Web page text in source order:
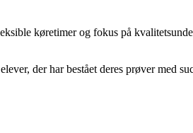
køretimer og fokus på
der har bestået deres prøver med